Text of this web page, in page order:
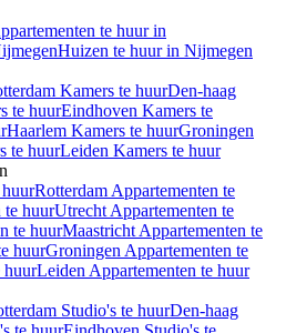
te huur in
Huizen te huur in Nijmegen
Kamers te huurDen-haag
te huurEindhoven Kamers te
Haarlem Kamers te huurGroningen
te huurLeiden Kamers te huur
Rotterdam Appartementen te
te huurUtrecht Appartementen te
te huurMaastricht Appartementen te
huurGroningen Appartementen te
huurLeiden Appartementen te huur
Studio's te huurDen-haag